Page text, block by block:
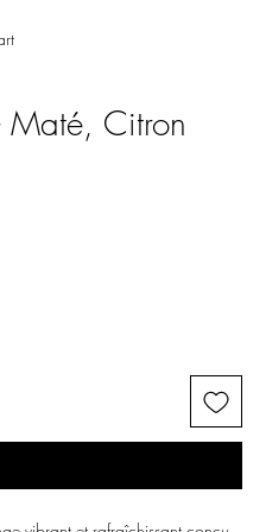
Maté, Citron